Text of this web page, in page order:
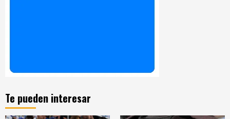
Te pueden interesar